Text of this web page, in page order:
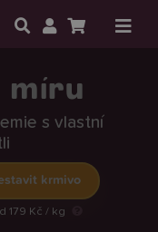
míru
s vlastní
krmivo
179 Kč / kg